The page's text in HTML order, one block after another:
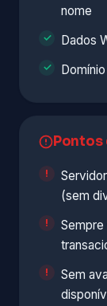
nome
Dados
Pontos
(sem
Sem